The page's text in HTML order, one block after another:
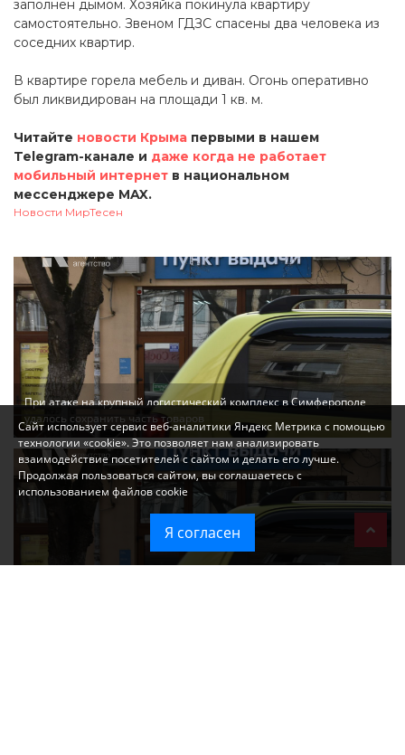
заполнен дымом. Хозяйка покинула квартиру
самостоятельно. Звеном ГДЗС спасены два человека из
соседних квартир.
В квартире горела мебель и диван. Огонь оперативно
был ликвидирован на площади 1 кв. м.
Читайте новости Крыма первыми в нашем
Telegram-канале и даже когда не работает
мобильный интернет в национальном
мессенджере MAX.
Новости МирТесен
При атаке на крупный логистический комплекс в Симферополе
удалось сохранить часть товаров
Сайт использует сервис веб-аналитики Яндекс Метрика с помощью
технологии «cookie». Это позволяет нам анализировать
взаимодействие посетителей с сайтом и делать его лучше.
Продолжая пользоваться сайтом, вы соглашаетесь с
использованием файлов cookie
Я согласен